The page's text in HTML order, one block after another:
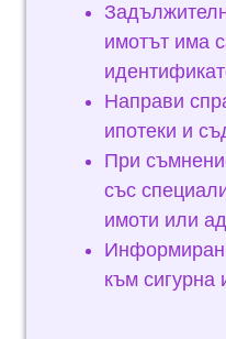
имотът има
Направи
ипотеки и
При
със
имоти или
към сигурна